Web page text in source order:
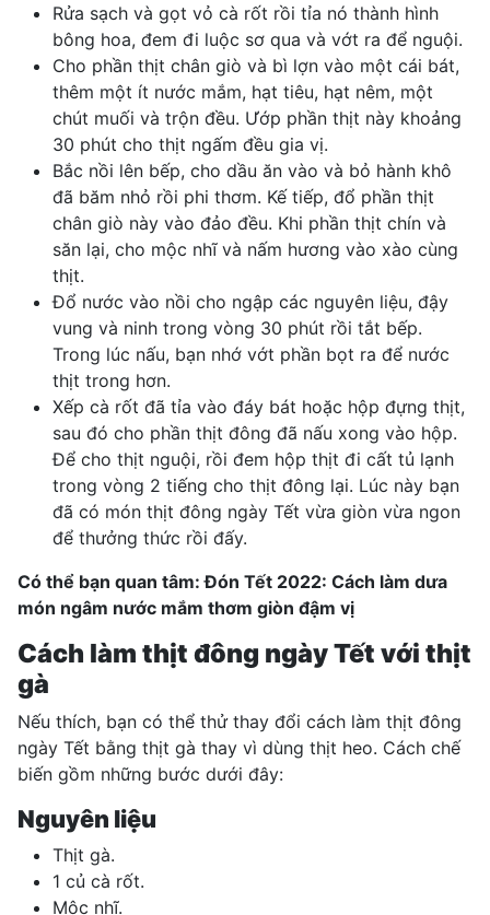
Rửa sạch và gọt vỏ cà rốt rồi tỉa nó thành hình
bông hoa, đem đi luộc sơ qua và vớt ra để nguội.
Cho phần thịt chân giò và bì lợn vào một cái bát,
thêm một ít nước mắm, hạt tiêu, hạt nêm, một
chút muối và trộn đều. Ướp phần thịt này khoảng
30 phút cho thịt ngấm đều gia vị.
Bắc nồi lên bếp, cho dầu ăn vào và bỏ hành khô
đã băm nhỏ rồi phi thơm. Kế tiếp, đổ phần thịt
chân giò này vào đảo đều. Khi phần thịt chín và
săn lại, cho mộc nhĩ và nấm hương vào xào cùng
thịt.
Đổ nước vào nồi cho ngập các nguyên liệu, đậy
vung và ninh trong vòng 30 phút rồi tắt bếp.
Trong lúc nấu, bạn nhớ vớt phần bọt ra để nước
thịt trong hơn.
Xếp cà rốt đã tỉa vào đáy bát hoặc hộp đựng thịt,
sau đó cho phần thịt đông đã nấu xong vào hộp.
Để cho thịt nguội, rồi đem hộp thịt đi cất tủ lạnh
trong vòng 2 tiếng cho thịt đông lại. Lúc này bạn
đã có món thịt đông ngày Tết vừa giòn vừa ngon
để thưởng thức rồi đấy.
Có thể bạn quan tâm:Đón Tết 2022: Cách làm dưa
món ngâm nước mắm thơm giòn đậm vị
Cách làm thịt đông ngày Tết với thịt
gà
Nếu thích, bạn có thể thử thay đổi cách làm thịt đông
ngày Tết bằng thịt gà thay vì dùng thịt heo. Cách chế
biến gồm những bước dưới đây:
Nguyên liệu
Thịt gà.
1 củ cà rốt.
Mộc nhĩ.